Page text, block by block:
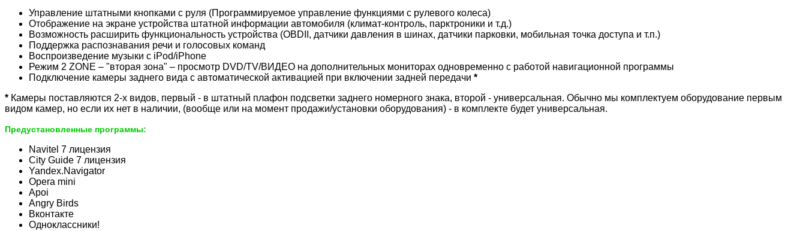
Управление штатными кнопками с руля (Программируемое управление функциями с рулевого колеса)
Отображение на экране устройства штатной информации автомобиля (климат-контроль, парктроники и т.д.)
Возможность расширить функциональность устройства (OBDII, датчики давления в шинах, датчики парковки, мобильная точка доступа и т.п.)
Поддержка распознавания речи и голосовых команд
Воспроизведение музыки с iPod/iPhone
Режим 2 ZONE – "вторая зона" – просмотр DVD/TV/ВИДЕО на дополнительных мониторах одновременно с работой навигационной программы
Подключение камеры заднего вида с автоматической активацией при включении задней передачи *
* Камеры поставляются 2-х видов, первый - в штатный плафон подсветки заднего номерного знака, второй - универсальная. Обычно мы комплектуем оборудование первым
видом камер, но если их нет в наличии, (вообще или на момент продажи/установки оборудования) - в комплекте будет универсальная.
Предустановленные программы:
Navitel 7 лицензия
City Guide 7 лицензия
Yandex.Navigator
Opera mini
Apoi
Angry Birds
Вконтакте
Одноклассники!